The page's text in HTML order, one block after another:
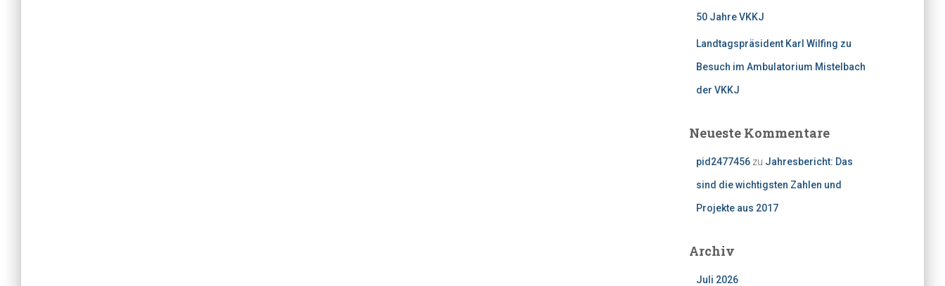
50 Jahre VKKJ
Landtagspräsident Karl Wilfing zu
Besuch im Ambulatorium Mistelbach
der VKKJ
Neueste Kommentare
pid2477456zu Jahresbericht: Das
sind die wichtigsten Zahlen und
Projekte aus 2017
Archiv
Juli 2026